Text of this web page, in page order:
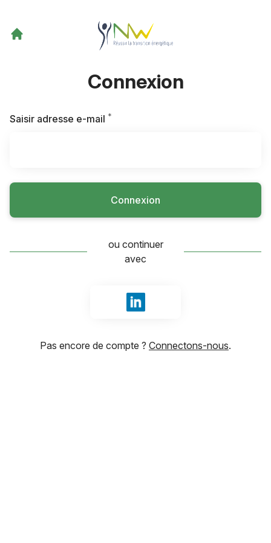
Connexion
Saisir adresse e-mail *
Connexion
ou continuer
avec
Se connecter avec LinkedIn
Pas encore de compte ? Connectons-nous.